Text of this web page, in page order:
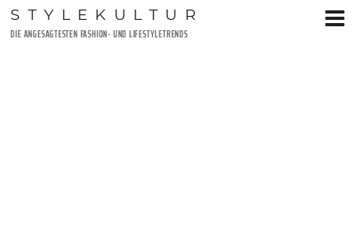
Zum
Inhalt
STYLEKULTUR
DIE ANGESAGTESTEN FASHION- UND LIFESTYLETRENDS